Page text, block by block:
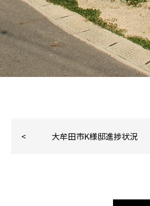
大牟田市K様邸進捗状況